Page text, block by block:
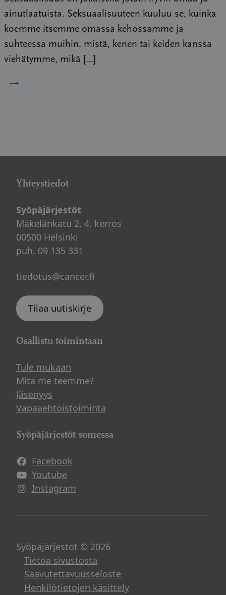
ainutlaatuista. Seksuaalisuuteen kuuluu se, kuinka
koemme itsemme omassa kehossamme ja
suhteessa muihin, mistä, kenen tai keiden kanssa
viehätymme, mikä […]
→
Yhteystiedot
Syöpäjärjestöt
Mäkelänkatu 2, 4. kerros
00500 Helsinki
puh. 09 135 331
tiedotus@cancer.fi
Tilaa uutiskirje
Osallistu toimintaan
Tule mukaan
Mitä me teemme?
Jäsenyys
Vapaaehtoistoiminta
Syöpäjärjestöt somessa
Facebook
Avautuu uuteen ikkunaan
Youtube
Avautuu uuteen ikkunaan
Instagram
Avautuu uuteen ikkunaan
Syöpäjärjestöt © 2026
Tietoa sivustosta
Saavutettavuusseloste
Henkilötietojen käsittely